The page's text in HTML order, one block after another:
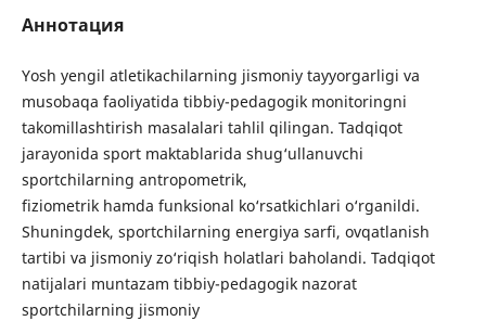
Аннотация
Yosh yengil atletikachilarning jismoniy tayyorgarligi va
musobaqa faoliyatida tibbiy-pedagogik monitoringni
takomillashtirish masalalari tahlil qilingan. Tadqiqot
jarayonida sport maktablarida shug‘ullanuvchi
sportchilarning antropometrik,
fiziometrik hamda funksional ko‘rsatkichlari o‘rganildi.
Shuningdek, sportchilarning energiya sarfi, ovqatlanish
tartibi va jismoniy zo‘riqish holatlari baholandi. Tadqiqot
natijalari muntazam tibbiy-pedagogik nazorat
sportchilarning jismoniy